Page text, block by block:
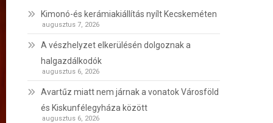
Kimonó-és kerámiakiállítás nyílt Kecskeméten
augusztus 7, 2026
A vészhelyzet elkerülésén dolgoznak a
halgazdálkodók
augusztus 6, 2026
Avartűz miatt nem járnak a vonatok Városföld
és Kiskunfélegyháza között
augusztus 6, 2026